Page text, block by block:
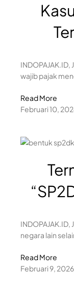
INDOPAJAK.ID,
wajib pajak
Read More
Februari 10,
negara lain
Read More
Februari 9, 2026